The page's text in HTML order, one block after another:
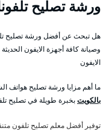
ورشة تصليح
هل تبحث عن أفضل ورشة تصليح
الايفون
ما أهم مزايا ورشة تصليح هواتف
بالكويتبخبرة طويلة في تصليح
توفير أفضل معلم تصليح تلفون